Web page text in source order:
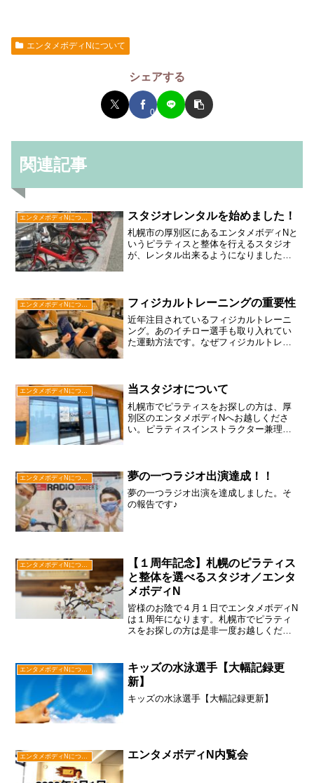
エンタメボディNについて
シェアする
0
関連記事
スタジオレンタルを始めました！
札幌市の厚別区にあるエンタメボディNと
いうピラティスと整体を行えるスタジオ
が、レンタル出来るようになりました！
フィジカルトレーニングの重要性
近年注目されているフィジカルトレーニ
ング。あのイチロー選手も取り入れてい
た運動方法です。なぜフィジカルトレー
エンタメボディNについて 当スタジオについて
札幌市でピラティスをお探しの方は、厚
別区のエンタメボディNへお越しくださ
い。ピラティスインストラクター兼理学
きます。また、ピラティスだけではなく
整体も行なっております。
エンタメボディNについて 夢の一つラジオ出演達成！！
夢の一つラジオ出演を達成しました。そ
の報告です♪
【１周年記念】札幌のピラティス
と整体を選べるスタジオ／エンタ
メボディN
皆様のお陰で４月１日でエンタメボディN
は１周年になります。札幌市でピラティ
スをお探しの方は是非一度お越しくださ
００円引き券、学生割引も始めました。
是非この機会にカラダのメンテナンスを
してみてはいかがでしょうか？お待ちし
ております。
エンタメボディNについて
キッズの水泳選手【大幅記録更
新】
キッズの水泳選手【大幅記録更新】
エンタメボディN内覧会